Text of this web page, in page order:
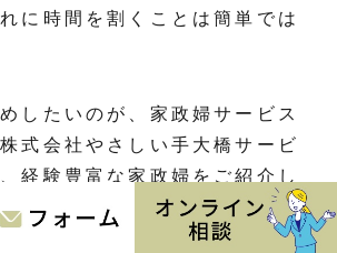
に時間を割くことは簡単では
したいのが、家政婦サービス
式会社やさしい手大橋サービ
経験豊富な家政婦をご紹介し
清掃を含む日常的な家事全般を
います。家政婦は、一般的な家